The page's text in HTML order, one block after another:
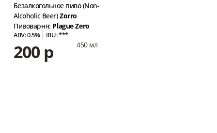
Безалкогольное пиво (Non-
Alcoholic Beer)Zorro
Пивоварня: Plague Zero
ABV: 0.5% IBU: ***
200 р 450 мл